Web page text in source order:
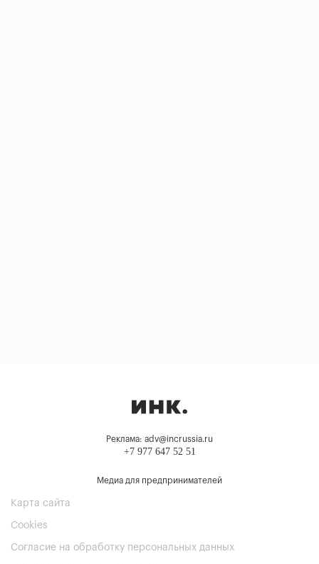
Реклама: adv@incrussia.ru
+7 977 647 52 51
Медиа для предпринимателей
Карта сайта
Cookies
Согласие на обработку персональных данных